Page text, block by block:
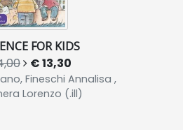
FOR KIDS
€ 13,30
Fineschi Annalisa ,
Lorenzo (.ill)